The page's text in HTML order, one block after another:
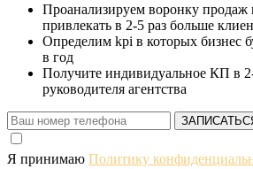
Проанализируем воронку продаж
привлекать в 2-5 раз больше
Определим kpi в которых бизнес
в год
Получите индивидуальное КП в
руководителя агентства
Я принимаю Политику